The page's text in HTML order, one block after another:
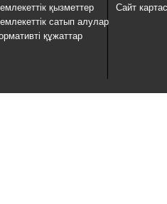
қызметтер
сатып алулар
құжаттар
Сайт